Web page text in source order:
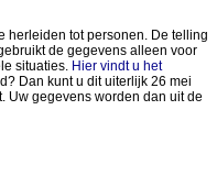
herleiden tot personen. De telling
de gegevens alleen voor
situaties. Hier vindt u het
Dan kunt u dit uiterlijk 26 mei
Uw gegevens worden dan uit de